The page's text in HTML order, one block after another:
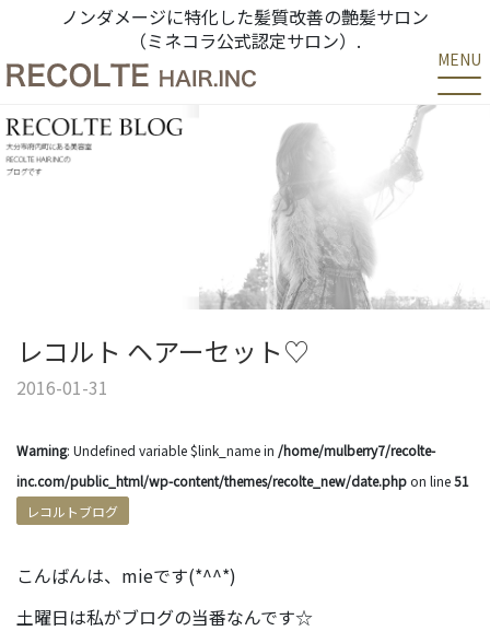
ノンダメージに特化した髪質改善の艶髪サロン
（ミネコラ公式認定サロン）.
MENU
レコルト ヘアーセット♡
2016-01-31
Warning: Undefined variable $link_name in /home/mulberry7/recolte-
inc.com/public_html/wp-content/themes/recolte_new/date.phpon line51
レコルトブログ
こんばんは、mieです(*^^*)
土曜日は私がブログの当番なんです☆